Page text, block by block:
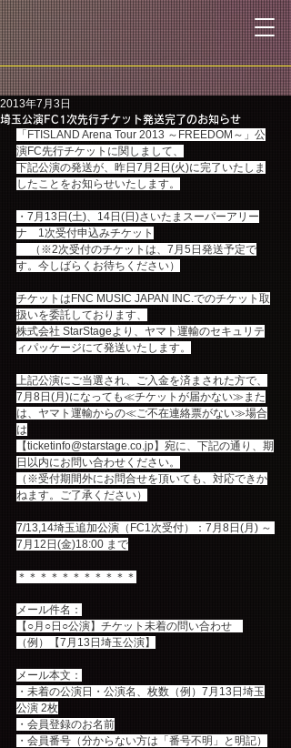
埼玉公演FC1次先行チケット発送完了のお知らせ
2013年7月3日
「FTISLAND Arena Tour 2013 ～FREEDOM～」公
演FC先行チケットに関しまして、
下記公演の発送が、昨日7月2日(火)に完了いたしま
したことをお知らせいたします。
・7月13日(土)、14日(日)さいたまスーパーアリー
ナ　1次受付申込みチケット
（※2次受付のチケットは、7月5日発送予定で
す。今しばらくお待ちください）
チケットはFNC MUSIC JAPAN INC.でのチケット取
扱いを委託しております、
株式会社 StarStageより、ヤマト運輸のセキュリテ
ィパッケージにて発送いたします。
上記公演にご当選され、ご入金を済まされた方で、
7月8日(月)になっても≪チケットが届かない≫また
は、ヤマト運輸からの≪ご不在連絡票がない≫場合
は
【ticketinfo@starstage.co.jp】宛に、下記の通り、期
日以内にお問い合わせください。
（※受付期間外にお問合せを頂いても、対応できか
ねます。ご了承ください）
7/13,14埼玉追加公演（FC1次受付）：7月8日(月) ～
7月12日(金)18:00 まで
＊＊＊＊＊＊＊＊＊＊＊
メール件名：
【○月○日○公演】チケット未着の問い合わせ
（例）【7月13日埼玉公演】
メール本文：
・未着の公演日・公演名、枚数（例）7月13日埼玉
公演 2枚
・会員登録のお名前
・会員番号（分からない方は「番号不明」と明記）